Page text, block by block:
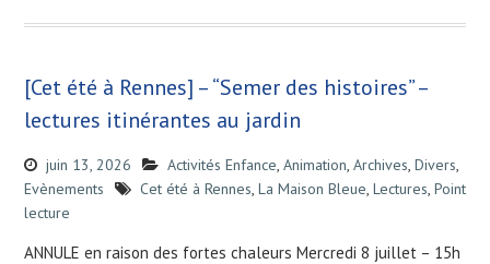
[Cet été à Rennes] – “Semer des histoires” –
lectures itinérantes au jardin
juin 13, 2026 Activités Enfance, Animation, Archives, Divers,
Evènements
Cet été à Rennes, La Maison Bleue, Lectures, Point
lecture
ANNULE en raison des fortes chaleurs Mercredi 8 juillet – 15h